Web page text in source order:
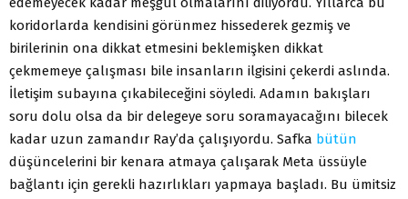
koridorlarda kendisini görünmez hissederek gezmiş ve
birilerinin ona dikkat etmesini beklemişken dikkat
çekmemeye çalışması bile insanların ilgisini çekerdi aslında.
İletişim subayına çıkabileceğini söyledi. Adamın bakışları
soru dolu olsa da bir delegeye soru soramayacağını bilecek
kadar uzun zamandır Ray’da çalışıyordu. Safka bütün
düşüncelerini bir kenara atmaya çalışarak Meta üssüyle
bağlantı için gerekli hazırlıkları yapmaya başladı. Bu ümitsiz